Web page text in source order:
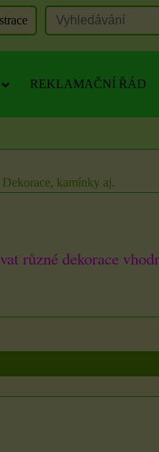
REKLAMAČNÍ ŘÁD
Dekorace, kamínky aj.
různé dekorace